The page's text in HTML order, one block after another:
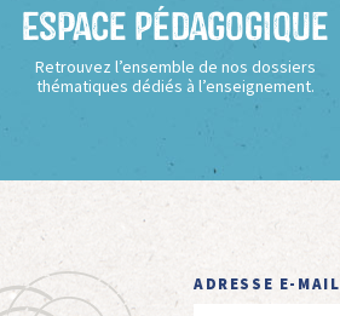
Espace Pédagogique
Retrouvez l’ensemble de nos dossiers
thématiques dédiés à l’enseignement.
ADRESSE E-MAIL